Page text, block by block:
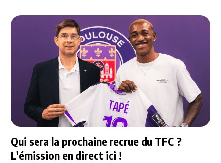
Qui sera la prochaine recrue du TFC ?
L'émission en direct ici !